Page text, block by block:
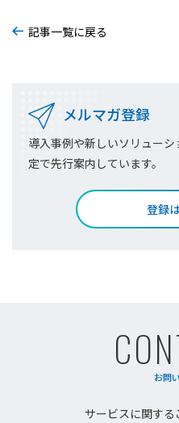
記事一覧に戻る
メルマガ登録
導入事例や新しいソリュー
定で先行案内しています。
登録
お問
サービスに関す